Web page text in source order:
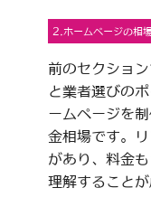
2.ホームページの相
前のセクショ
と業者選びの
ームページを
金相場です。
があり、料金
理解することが